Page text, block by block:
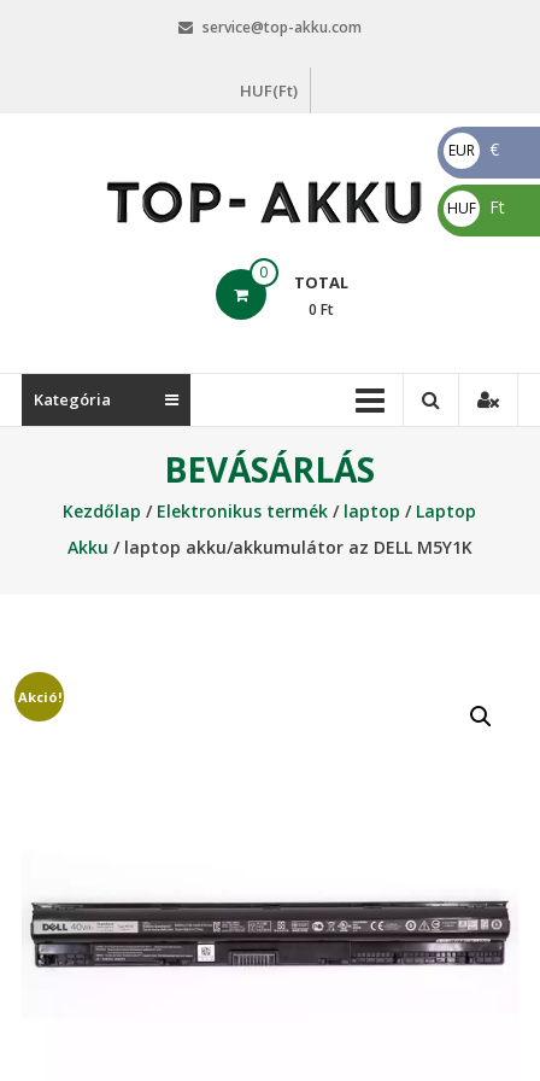
service@top-akku.com
HUF(Ft)
akku.com
0 TOTAL
0 Ft
Kategória
BEVÁSÁRLÁS
Kezdőlap / Elektronikus termék / laptop / Laptop
Akku / laptop akku/akkumulátor az DELL M5Y1K
Akció!
EUR
€
€
HUF
Ft
Ft